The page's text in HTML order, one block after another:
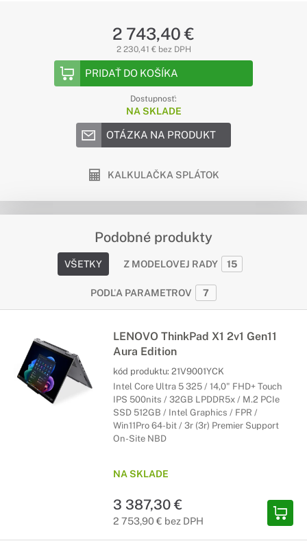
2 743,40 €
2 230,41 € bez DPH
PRIDAŤ DO KOŠÍKA
Dostupnosť:
NA SKLADE
OTÁZKA NA PRODUKT
KALKULAČKA SPLÁTOK
Podobné produkty
VŠETKY Z MODELOVEJ RADY 15
PODĽA PARAMETROV 7
LENOVO ThinkPad X1 2v1 Gen11
Aura Edition
kód produktu: 21V9001YCK
Intel Core Ultra 5 325 / 14,0" FHD+ Touch
IPS 500nits / 32GB LPDDR5x / M.2 PCIe
SSD 512GB / Intel Graphics / FPR /
Win11Pro 64-bit / 3r (3r) Premier Support
On-Site NBD
NA SKLADE
3 387,30 €
2 753,90 € bez DPH